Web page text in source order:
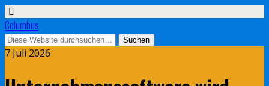
Columbus
7 Juli 2026